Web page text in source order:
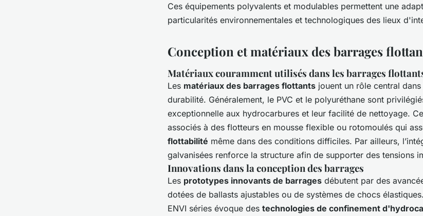
Ces équipements polyvalents et modulables permettent une
particularités environnementales et technologiques des lieux
Conception et matériaux des barrages
Matériaux couramment utilisés dans les barrages
Les matériaux des barrages flottants jouent un rôle central
durabilité. Généralement, le PVC et le polyuréthane sont
exceptionnelle aux hydrocarbures et leur facilité de nettoyage.
associés à des flotteurs en mousse flexible ou rotomoulés qui
flottabilité même dans des conditions difficiles. Par ailleurs,
galvanisées renforce la structure afin de supporter des tensions
Innovations dans la conception des barrages
Les prototypes innovants de barrages débutent par des
dotées de ballasts ajustables ou de systèmes de chocs
ENVI séries évoque des technologies de confinement